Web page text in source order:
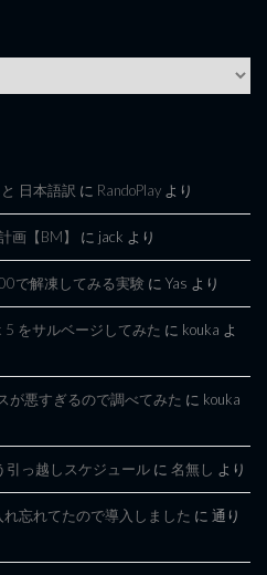
と 日本語訳 に RandoPlay より
画【BM】 に jack より
で解凍してみる実験 に Yas より
5 をサルベージしてみた に kouka よ
が悪すぎるので調べてみた に kouka
引っ越しスケジュール に 名無し より
忘れてたので導入しました に 通り